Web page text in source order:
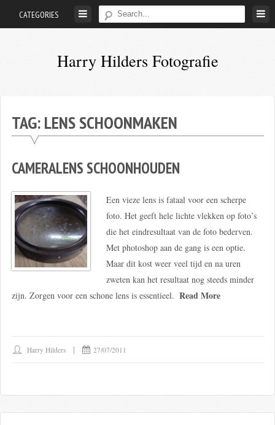
CATEGORIES
Harry Hilders Fotografie
Hilders
TAG:LENS SCHOONMAKEN
CAMERALENS SCHOONHOUDEN
Een vieze lens is fataal voor een scherpe
foto. Het geeft hele lichte vlekken op foto’s
die het eindresultaat van de foto bederven.
Met photoshop aan de gang is een optie.
Maar dit kost weer veel tijd en na uren
zweten kan het resultaat nog steeds minder
zijn. Zorgen voor een schone lens is essentieel. Read More
Harry Hilders 27/07/2011